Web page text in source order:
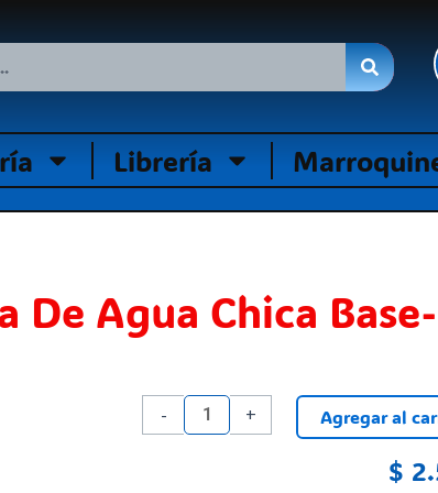
Librería
De Agua Chica
$
-
Pistola
De
+ Agregar al